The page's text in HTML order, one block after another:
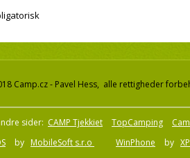
Camp.cz - Pavel Hess, alle rettigheder
sider: CAMP Tjekkiet TopCamping
by MobileSoft s.r.o WinPhone by